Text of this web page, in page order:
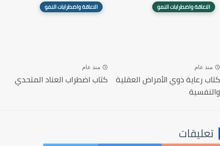
الاعاقة واضطرابات النمو
منذ عام
كتاب رعاية ذوي الأمراض العقلية
والنفسية
الاعاقة واضطرابات النمو
منذ عام
كتاب اضطراب العناد المتحدي
تعليقات